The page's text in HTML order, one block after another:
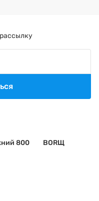
800 BORЩ